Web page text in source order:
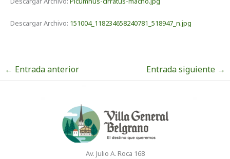
Descargar Archivo: 151004_118234658240781_518947_n.jpg
← Entrada anterior Entrada siguiente →
Av. Julio A. Roca 168